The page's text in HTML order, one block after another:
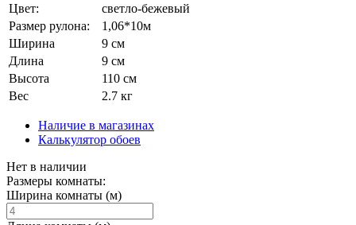
Цвет:
светло-бежевый
Размер рулона:
1,06*10м
Ширина
9 см
Длина
9 см
Высота
110 см
Вес
2.7 кг
Наличие в магазинах
Калькулятор обоев
Нет в наличии
Размеры комнаты:
Ширина комнаты (м)